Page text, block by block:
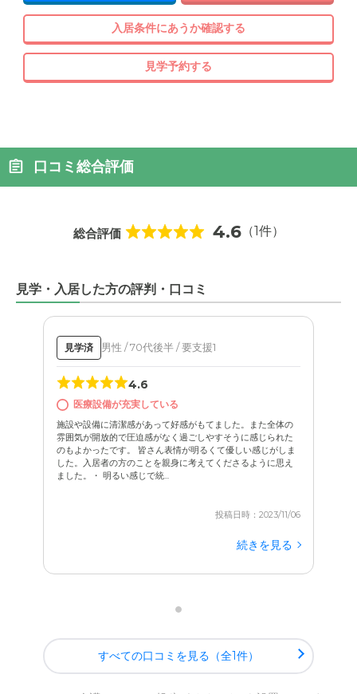
入居条件にあうか確認する
見学予約する
口コミ総合評価
総合評価 4.6（1件）
見学・入居した方の評判・口コミ
見学済 男性 / 70代後半 / 要支援1
4.6
医療設備が充実している
施設や設備に清潔感があって好感がもてました。また全体の
雰囲気が開放的で圧迫感がなく過ごしやすそうに感じられた
のもよかったです。 皆さん表情が明るくて優しい感じがしま
した。入居者の方のことを親身に考えてくださるように思え
ました。・ 明るい感じで統...
投稿日時：2023/11/06
続きを見る
すべての口コミを見る（全1件）